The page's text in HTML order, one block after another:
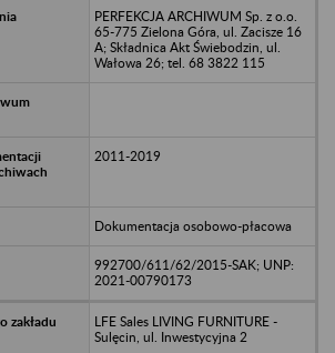
PERFEKCJA ARCHIWUM Sp. z o.o.
65-775 Zielona Góra, ul. Zacisze 16
A; Składnica Akt Świebodzin, ul.
Wałowa 26; tel. 68 3822 115
2011-2019
Dokumentacja osobowo-płacowa
992700/611/62/2015-SAK; UNP:
2021-00790173
LFE Sales LIVING FURNITURE -
Sulęcin, ul. Inwestycyjna 2